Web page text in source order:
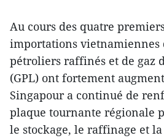
Au cours des quatre
importations vietnamiennes
pétroliers raffinés et de gaz
(GPL) ont fortement
Singapour a continué de
plaque tournante régionale
le stockage, le raffinage et